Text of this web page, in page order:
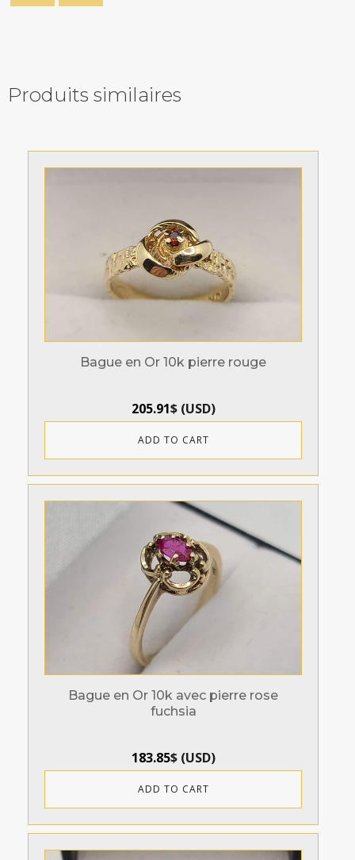
Produits similaires
Bague en Or 10k pierre rouge
205.91$(USD)
ADD TO CART
Bague en Or 10k avec pierre rose
fuchsia
183.85$(USD)
ADD TO CART